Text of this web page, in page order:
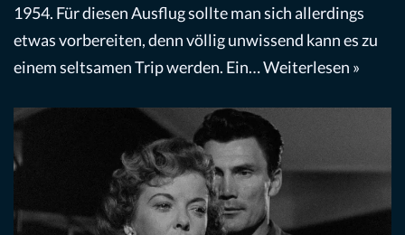
1954. Für diesen Ausflug sollte man sich allerdings
etwas vorbereiten, denn völlig unwissend kann es zu
einem seltsamen Trip werden. Ein…Weiterlesen »